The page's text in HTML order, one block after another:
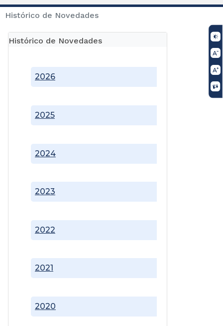
Histórico de Novedades
Histórico de Novedades
2020
2021
2022
2023
2024
2025
2026